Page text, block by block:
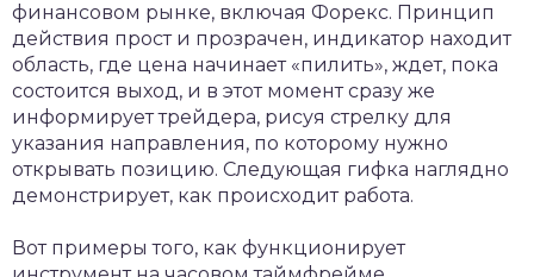
финансовом рынке, включая Форекс. Принцип
действия прост и прозрачен, индикатор находит
область, где цена начинает «пилить», ждет, пока
состоится выход, и в этот момент сразу же
информирует трейдера, рисуя стрелку для
указания направления, по которому нужно
открывать позицию. Следующая гифка наглядно
демонстрирует, как происходит работа.
Вот примеры того, как функционирует